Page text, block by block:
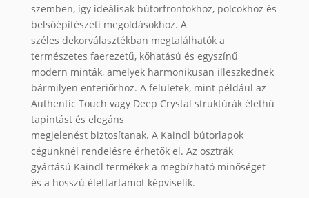
szemben, így ideálisak bútorfrontokhoz, polcokhoz és
belsőépítészeti megoldásokhoz. A
széles dekorválasztékban megtalálhatók a
természetes faerezetű, kőhatású és egyszínű
modern minták, amelyek harmonikusan illeszkednek
bármilyen enteriőrhöz. A felületek, mint például az
Authentic Touch vagy Deep Crystal struktúrák élethű
tapintást és elegáns
megjelenést biztosítanak. A Kaindl bútorlapok
cégünknél rendelésre érhetők el. Az osztrák
gyártású Kaindl termékek a megbízható minőséget
és a hosszú élettartamot képviselik.